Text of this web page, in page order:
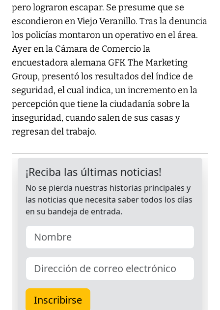
pero lograron escapar. Se presume que se
escondieron en Viejo Veranillo. Tras la denuncia
los policías montaron un operativo en el área.
Ayer en la Cámara de Comercio la
encuestadora alemana GFK The Marketing
Group, presentó los resultados del índice de
seguridad, el cual indica, un incremento en la
percepción que tiene la ciudadanía sobre la
inseguridad, cuando salen de sus casas y
regresan del trabajo.